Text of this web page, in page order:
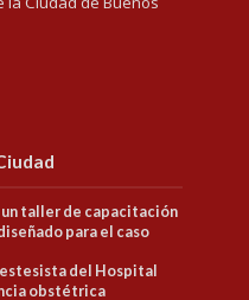
un taller de capacitación
para el caso
del Hospital
obstétrica